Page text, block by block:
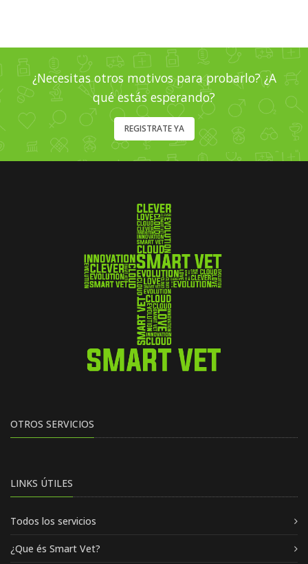
¿Necesitas otros motivos para probarlo? ¿A
qué estás esperando?
REGISTRATE YA
OTROS SERVICIOS
LINKS ÚTILES
Todos los servicios
¿Que és Smart Vet?